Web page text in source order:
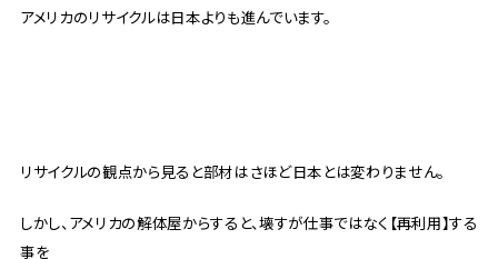
アメリカのリサイクルは日本よりも進んでいます。
リサイクルの観点から見ると部材はさほど日本とは変わりません。
しかし、アメリカの解体屋からすると、壊すが仕事ではなく【再利用】する
事を